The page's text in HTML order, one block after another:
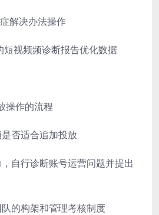
解决办法操作
视频频诊断报告优化数据
操作的流程
否适合追加投放
自行诊断账号运营问题并提出
的构架和管理考核制度